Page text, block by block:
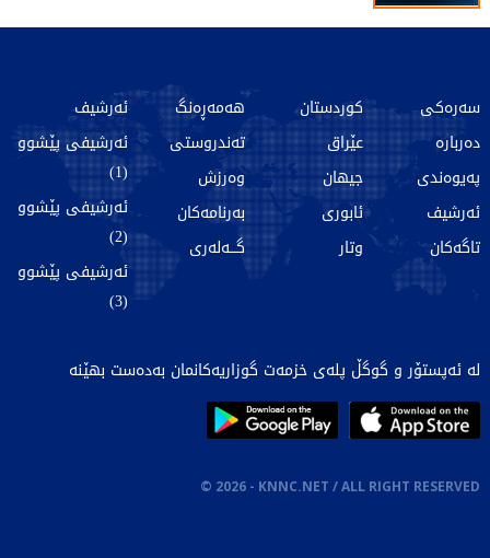
سەرەکی
دەربارە
پەیوەندی
ئەرشیف
تاگەکان
کوردستان
عێراق
جیهان
ئابوری
وتار
هەمەڕەنگ
تەندروستی
وەرزش
بەرنامەکان
گـــەلەری
ئەرشیف
ئەرشیفی پێشوو
(1)
ئەرشیفی پێشوو
(2)
ئەرشیفی پێشوو
(3)
لە ئەپستۆر و گوگڵ پلەی خزمەت گوزاریەکانمان بەدەست بهێنە
© 2026 - KNNC.NET / ALL RIGHT RESERVED